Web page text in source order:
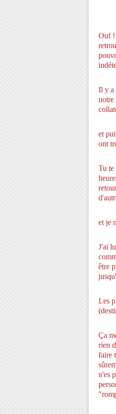
Ouf !
Il y a
notre
et
ont
Tu te
et je
J'ai
être
Les
Ça
rien
faire
n'es